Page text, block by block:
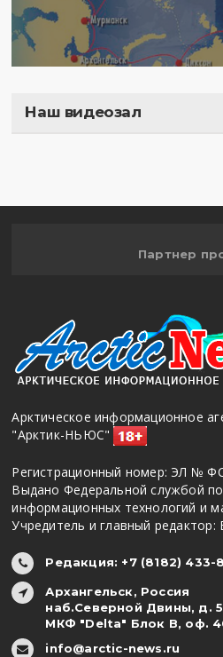
Наш видеозал
Партнер
Арктическое информационное
"Арктик-НЬЮС"
Регистрационный номер: ЭЛ №
Выдано Федеральной службой
информационных технологий и
Учредитель и главный
Редакция: +7 (8182) 433-
Архангельск, Россия
наб.Северной Двины, д.
МКФ "Delta" Блок В, оф.
info@arctic-news.ru